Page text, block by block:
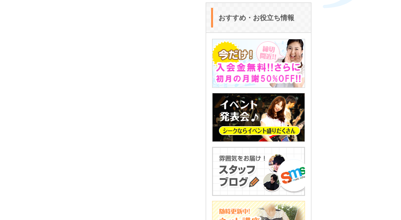
おすすめ・お役立ち情報